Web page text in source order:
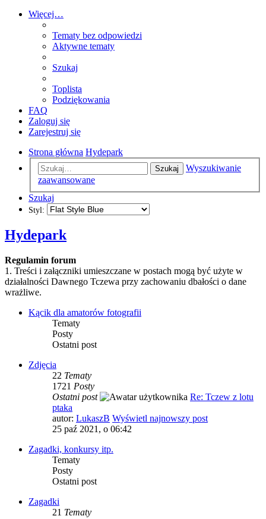
Więcej…
Tematy bez odpowiedzi
Aktywne tematy
Szukaj
Toplista
Podziękowania
FAQ
Zaloguj się
Zarejestruj się
Strona główna Hydepark
Szukaj
Wyszukiwanie
zaawansowane
Szukaj
Styl:
Hydepark
Regulamin forum
1. Treści i załączniki umieszczane w postach mogą być użyte w
działalności Dawnego Tczewa przy zachowaniu dbałości o dane
wrażliwe.
Kącik dla amatorów fotografii
Tematy
Posty
Ostatni post
Zdjęcia
22 Tematy
1721 Posty
Ostatni post
Re: Tczew z lotu
ptaka
autor: LukaszB Wyświetl najnowszy post
25 paź 2021, o 06:42
Zagadki, konkursy itp.
Tematy
Posty
Ostatni post
Zagadki
21 Tematy